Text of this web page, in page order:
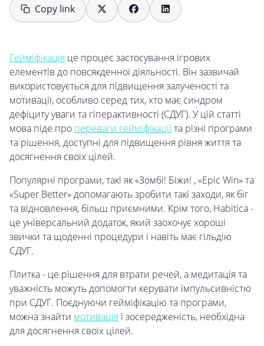
Copy link
Гейміфікація це процес застосування ігрових
елементів до повсякденної діяльності. Він зазвичай
використовується для підвищення залученості та
мотивації, особливо серед тих, хто має синдром
дефіциту уваги та гіперактивності (СДУГ). У цій статті
мова піде про переваги гейміфікаціїта різні програми
та рішення, доступні для підвищення рівня життя та
досягнення своїх цілей.
Популярні програми, такі як «Зомбі! Біжи! , «Epic Win» та
«Super Better» допомагають зробити такі заходи, як біг
та відновлення, більш приємними. Крім того, Habitica -
це універсальний додаток, який заохочує хороші
звички та щоденні процедури і навіть має гільдію
СДУГ.
Плитка - це рішення для втрати речей, а медитація та
уважність можуть допомогти керувати імпульсивністю
при СДУГ. Поєднуючи гейміфікацію та програми,
можна знайти мотивація і зосередженість, необхідна
для досягнення своїх цілей.